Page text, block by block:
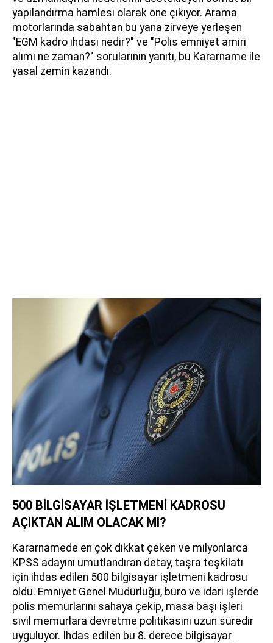
yapılandırma hamlesi olarak öne çıkıyor. Arama
motorlarında sabahtan bu yana zirveye yerleşen
"EGM kadro ihdası nedir?" ve "Polis emniyet amiri
alımı ne zaman?" sorularının yanıtı, bu Kararname ile
yasal zemin kazandı.
500 BİLGİSAYAR İŞLETMENİ KADROSU
AÇIKTAN ALIM OLACAK MI?
Kararnamede en çok dikkat çeken ve milyonlarca
KPSS adayını umutlandıran detay, taşra teşkilatı
için ihdas edilen 500 bilgisayar işletmeni kadrosu
oldu. Emniyet Genel Müdürlüğü, büro ve idari işlerde
polis memurlarını sahaya çekip, masa başı işleri
sivil memurlara devretme politikasını uzun süredir
uyguluyor. İhdas edilen bu 8. derece bilgisayar